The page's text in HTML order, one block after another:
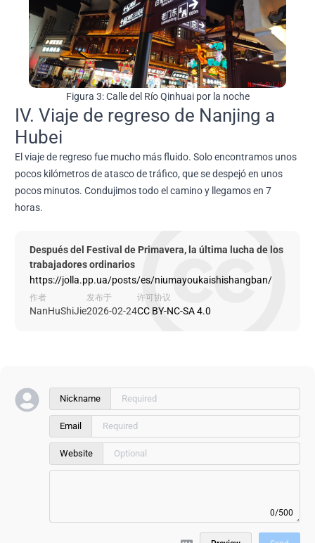
Figura 3: Calle del Río Qinhuai por la noche
IV. Viaje de regreso de Nanjing a
Hubei
El viaje de regreso fue mucho más fluido. Solo encontramos unos
pocos kilómetros de atasco de tráfico, que se despejó en unos
pocos minutos. Condujimos todo el camino y llegamos en 7
horas.
Después del Festival de Primavera, la última lucha de los
trabajadores ordinarios
https://jolla.pp.ua/posts/es/niumayoukaishishangban/
作者
NanHuShiJie
发布于
2026-02-24
许可协议
CC BY-NC-SA 4.0
Nickname
Email
Website
0/500